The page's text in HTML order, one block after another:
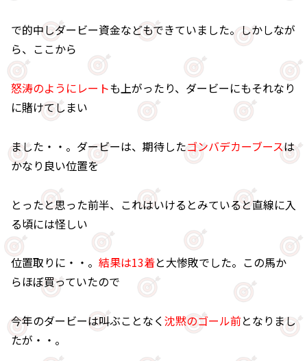
で的中しダービー資金などもできていました。しかしなが
ら、ここから
怒涛のようにレートも上がったり、ダービーにもそれなり
に賭けてしまい
ました・・。ダービーは、期待したゴンバデカーブースは
かなり良い位置を
とったと思った前半、これはいけるとみていると直線に入
る頃には怪しい
位置取りに・・。 結果は13着と大惨敗でした。この馬か
らほぼ買っていたので
今年のダービーは叫ぶことなく沈黙のゴール前となりまし
たが・・。